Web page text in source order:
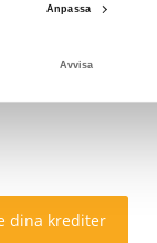
Anpassa
Avvisa
dina krediter